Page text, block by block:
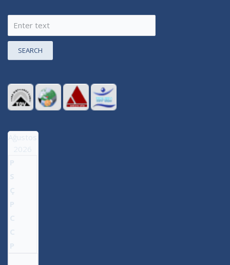
SEARCH
Ağustos
2026
P
S
Ç
P
C
C
P